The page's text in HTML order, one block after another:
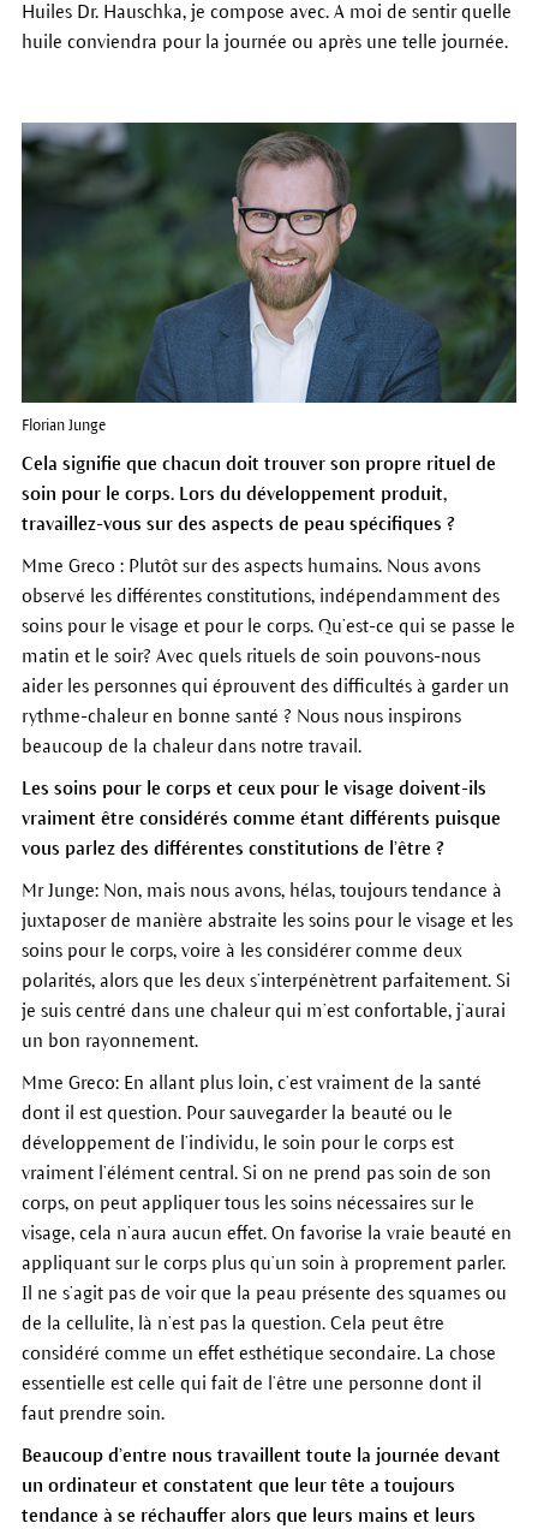
Huiles Dr. Hauschka, je compose avec. A moi de sentir quelle
huile conviendra pour la journée ou après une telle journée.
Florian Junge
Cela signifie que chacun doit trouver son propre rituel de
soin pour le corps. Lors du développement produit,
travaillez-vous sur des aspects de peau spécifiques ?
Mme Greco : Plutôt sur des aspects humains. Nous avons
observé les différentes constitutions, indépendamment des
soins pour le visage et pour le corps. Qu’est-ce qui se passe le
matin et le soir? Avec quels rituels de soin pouvons-nous
aider les personnes qui éprouvent des difficultés à garder un
rythme-chaleur en bonne santé ? Nous nous inspirons
beaucoup de la chaleur dans notre travail.
Les soins pour le corps et ceux pour le visage doivent-ils
vraiment être considérés comme étant différents puisque
vous parlez des différentes constitutions de l’être ?
Mr Junge: Non, mais nous avons, hélas, toujours tendance à
juxtaposer de manière abstraite les soins pour le visage et les
soins pour le corps, voire à les considérer comme deux
polarités, alors que les deux s’interpénètrent parfaitement. Si
je suis centré dans une chaleur qui m’est confortable, j’aurai
un bon rayonnement.
Mme Greco: En allant plus loin, c’est vraiment de la santé
dont il est question. Pour sauvegarder la beauté ou le
développement de l’individu, le soin pour le corps est
vraiment l’élément central. Si on ne prend pas soin de son
corps, on peut appliquer tous les soins nécessaires sur le
visage, cela n’aura aucun effet. On favorise la vraie beauté en
appliquant sur le corps plus qu’un soin à proprement parler.
Il ne s’agit pas de voir que la peau présente des squames ou
de la cellulite, là n’est pas la question. Cela peut être
considéré comme un effet esthétique secondaire. La chose
essentielle est celle qui fait de l’être une personne dont il
faut prendre soin.
Beaucoup d’entre nous travaillent toute la journée devant
un ordinateur et constatent que leur tête a toujours
tendance à se réchauffer alors que leurs mains et leurs